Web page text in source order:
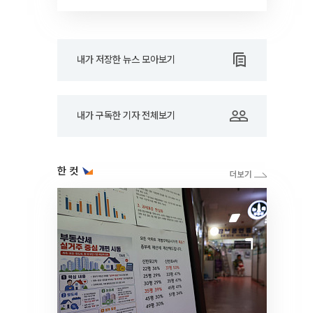
내가 저장한 뉴스 모아보기
내가 구독한 기자 전체보기
한 컷